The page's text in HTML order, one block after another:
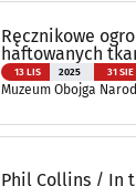
Ręcznikowe
haftowanych
naturą
13 LIS 2025 31 SIE
Muzeum Obojga
Phil Collins / In